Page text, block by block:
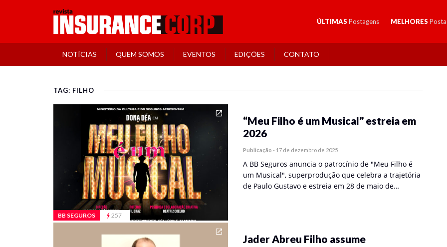
ÚLTIMAS Postagens MELHORES
NOTÍCIAS QUEM SOMOS EVENTOS EDIÇÕES CONTATO
TAG: FILHO
BB SEGUROS 257
“Meu Filho é um Musical” estreia em
2026
Publicação - 17 de dezembro de 2025
A BB Seguros anuncia o patrocínio de "Meu Filho é
um Musical", superprodução que celebra a trajetória
de Paulo Gustavo e estreia em 28 de maio de…
Jader Abreu Filho assume